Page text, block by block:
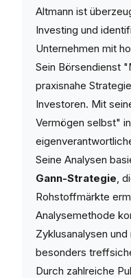
Altmann ist
Investing und
Unternehmen mit
Sein Börsendienst
praxisnahe
Investoren. Mit
Vermögen selbst"
Seine Analysen
Gann-Strategie,
Rohstoffmärkte
Analysemethode
Zyklusanalysen
besonders
Durch zahlreiche